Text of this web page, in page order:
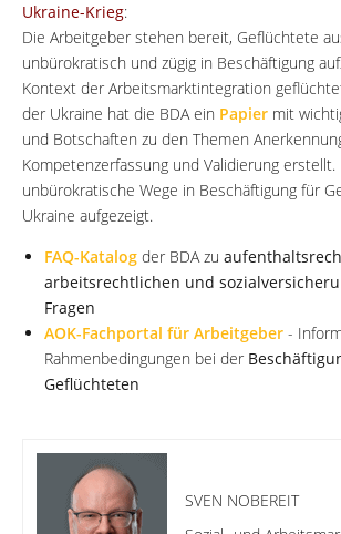
Ukraine-Krieg:
Die Arbeitgeber stehen bereit, Geflüchtete
unbürokratisch und zügig in Beschäftigung
Kontext der Arbeitsmarktintegration
der Ukraine hat die BDA ein Papier mit
und Botschaften zu den Themen
Kompetenzerfassung und Validierung
unbürokratische Wege in Beschäftigung für
Ukraine aufgezeigt.
FAQ-Katalog der BDA zu
arbeitsrechtlichen und
Fragen
AOK-Fachportal für Arbeitgeber -
Rahmenbedingungen bei der
Geflüchteten
SVEN NOBEREIT